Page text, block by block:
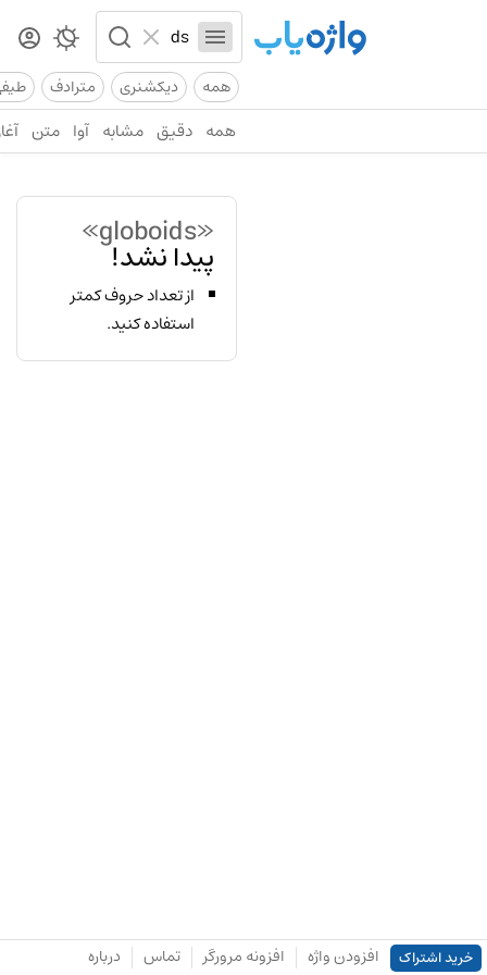
همه دیکشنری مترادف
همه دقیق مشابه آوا متن
«globoids»
پیدا نشد!
از تعداد حروف کمتر
استفاده کنید.
خرید اشتراک افزودن واژه افزونه مرورگر تماس درباره